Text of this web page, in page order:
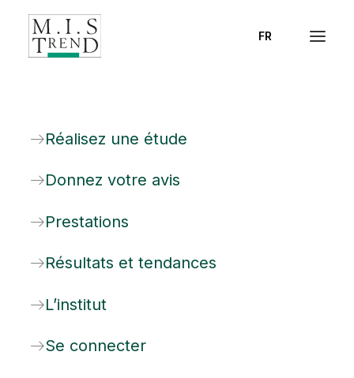
FR
Réalisez une étude
Donnez votre avis
Prestations
Résultats et tendances
L’institut
Se connecter
Accueil Posts Tagged "SOPHIA 1996"
Rien Trouvé
Il semble que nous ne pouvons pas trouver ce